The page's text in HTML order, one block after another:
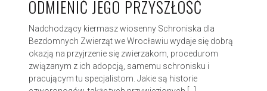
ODMIENIĆ JEGO PRZYSZŁOŚĆ
Nadchodzący kiermasz wiosenny Schroniska dla
Bezdomnych Zwierząt we Wrocławiu wydaje się dobrą
okazją na przyjrzenie się zwierzakom, procedurom
związanym z ich adopcją, samemu schronisku i
pracującym tu specjalistom. Jakie są historie